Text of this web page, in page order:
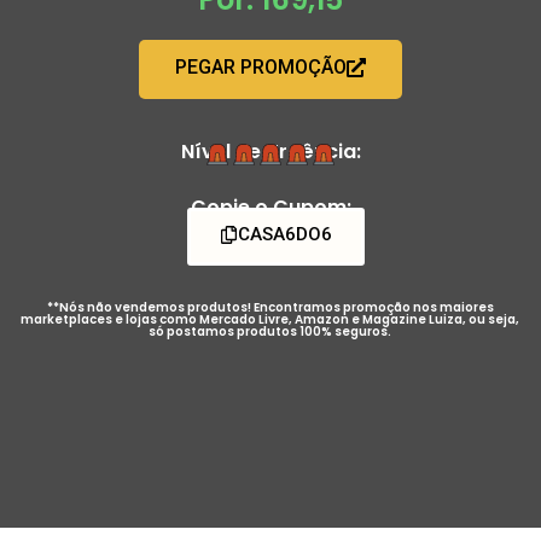
PEGAR PROMOÇÃO
Nível de Urgência:
Copie o Cupom:
CASA6DO6
**Nós não vendemos produtos! Encontramos promoção nos maiores
marketplaces e lojas como Mercado Livre, Amazon e Magazine Luiza, ou seja,
só postamos produtos 100% seguros.